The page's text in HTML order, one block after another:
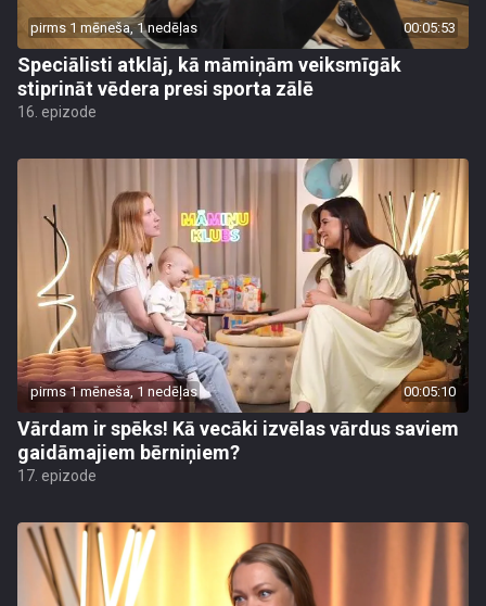
pirms 1 mēneša, 1 nedēļas 00:05:53
Speciālisti atklāj, kā māmiņām veiksmīgāk
stiprināt vēdera presi sporta zālē
16. epizode
pirms 1 mēneša, 1 nedēļas 00:05:10
Vārdam ir spēks! Kā vecāki izvēlas vārdus saviem
gaidāmajiem bērniņiem?
17. epizode